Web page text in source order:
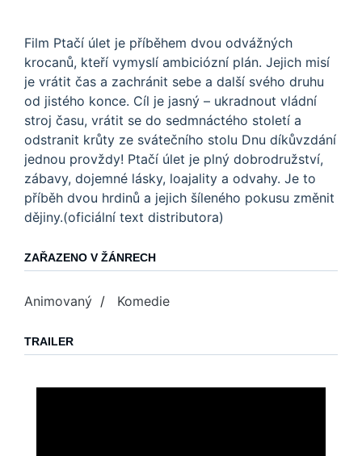
Film Ptačí úlet je příběhem dvou odvážných
krocanů, kteří vymyslí ambiciózní plán. Jejich misí
je vrátit čas a zachránit sebe a další svého druhu
od jistého konce. Cíl je jasný – ukradnout vládní
stroj času, vrátit se do sedmnáctého století a
odstranit krůty ze svátečního stolu Dnu díkůvzdání
jednou provždy! Ptačí úlet je plný dobrodružství,
zábavy, dojemné lásky, loajality a odvahy. Je to
příběh dvou hrdinů a jejich šíleného pokusu změnit
dějiny.(oficiální text distributora)
ZAŘAZENO V ŽÁNRECH
Animovaný / Komedie
TRAILER